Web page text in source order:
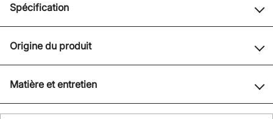
Spécification
Origine du produit
Matière et entretien